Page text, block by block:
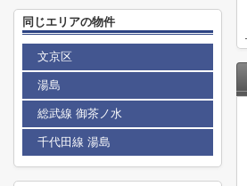
同じエリアの物件
文京区
湯島
総武線 御茶ノ水
千代田線 湯島